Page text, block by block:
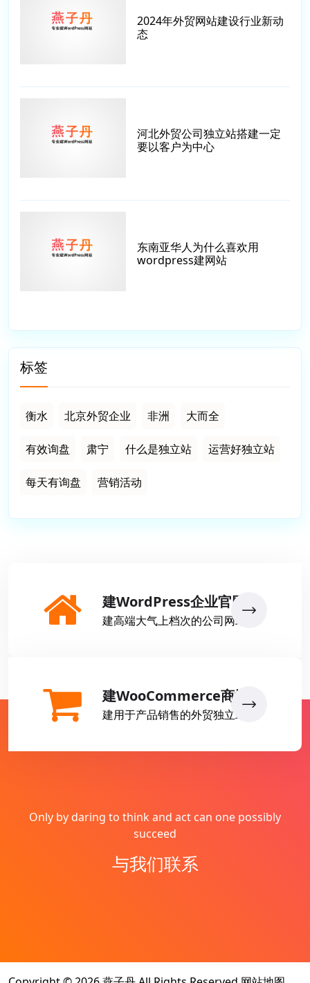
2024年外贸网站建设行业新动
态
河北外贸公司独立站搭建一定
要以客户为中心
东南亚华人为什么喜欢用
wordpress建网站
标签
衡水 北京外贸企业 非洲 大而全
有效询盘 肃宁 什么是独立站 运营好独立站
每天有询盘 营销活动
建WordPress企业官网
建高端大气上档次的公司网站
建WooCommerce商城
建用于产品销售的外贸独立站
Only by daring to think and act can one possibly
succeed
与我们联系